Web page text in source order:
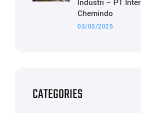
Industri – PT
Chemindo
03/03/2025
CATEGORIES